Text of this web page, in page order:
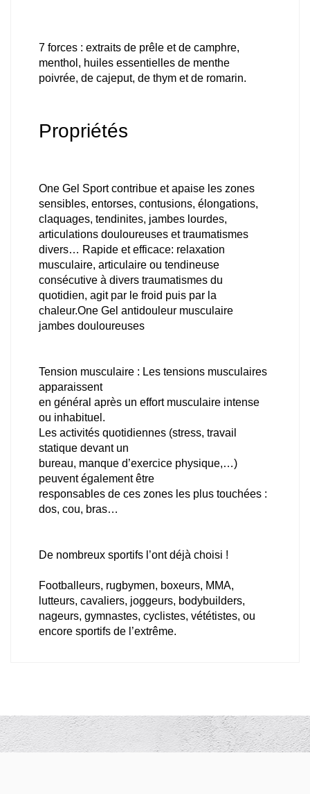
7 forces : extraits de prêle et de camphre,
menthol, huiles essentielles de menthe
poivrée, de cajeput, de thym et de romarin.
Propriétés
One Gel Sport contribue et apaise les zones
sensibles, entorses, contusions, élongations,
claquages, tendinites, jambes lourdes,
articulations douloureuses et traumatismes
divers… Rapide et efficace: relaxation
musculaire, articulaire ou tendineuse
consécutive à divers traumatismes du
quotidien, agit par le froid puis par la
chaleur.One Gel antidouleur musculaire
jambes douloureuses
Tension musculaire : Les tensions musculaires
apparaissent
en général après un effort musculaire intense
ou inhabituel.
Les activités quotidiennes (stress, travail
statique devant un
bureau, manque d’exercice physique,…)
peuvent également être
responsables de ces zones les plus touchées :
dos, cou, bras…
De nombreux sportifs l’ont déjà choisi !
Footballeurs, rugbymen, boxeurs, MMA,
lutteurs, cavaliers, joggeurs, bodybuilders,
nageurs, gymnastes, cyclistes, vététistes, ou
encore sportifs de l’extrême.